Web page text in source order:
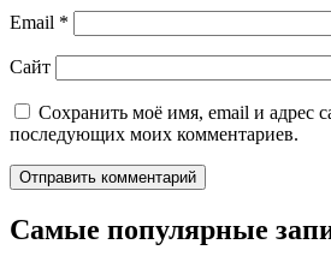
Email *
Сайт
Сохранить моё имя, email и адрес
последующих моих комментариев.
Самые популярные